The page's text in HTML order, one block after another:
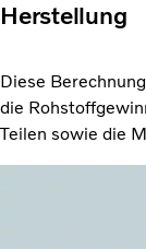
Herstellung
Diese
die
Teilen sowie die